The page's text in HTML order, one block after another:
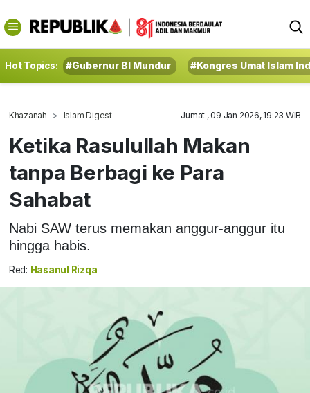
Hot Topics: #Gubernur BI Mundur #Kongres Umat Islam
Khazanah Islam Digest Jumat , 09 Jan 2026, 19:23 WIB
Ketika Rasulullah Makan
tanpa Berbagi ke Para
Sahabat
Nabi SAW terus memakan anggur-anggur itu
hingga habis.
Red: Hasanul Rizqa